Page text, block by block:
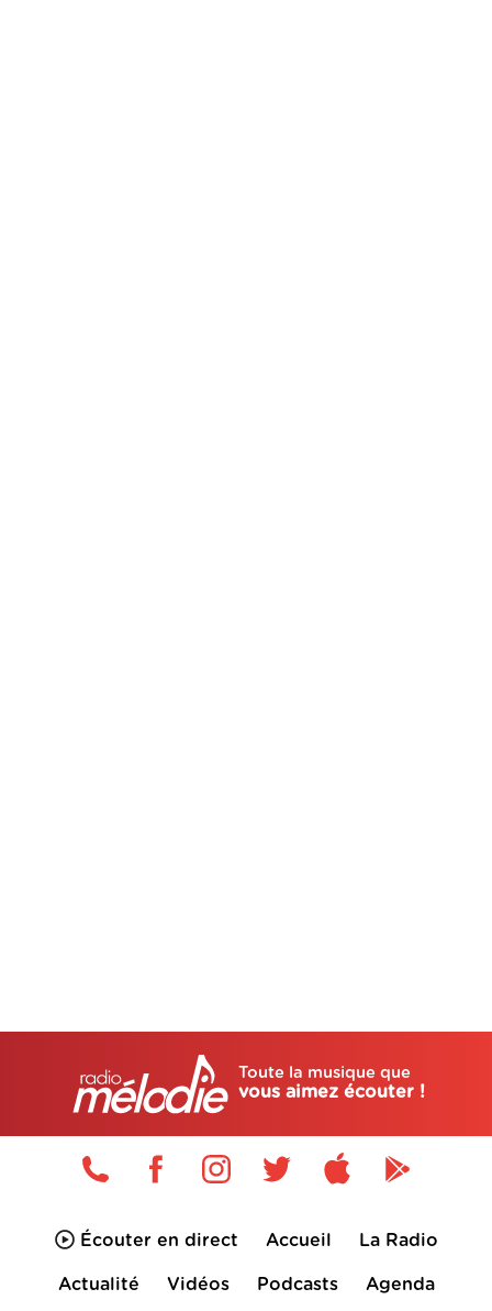
Toute la musique que
vous aimez écouter !
Écouter en direct Accueil La Radio
Actualité Vidéos Podcasts Agenda